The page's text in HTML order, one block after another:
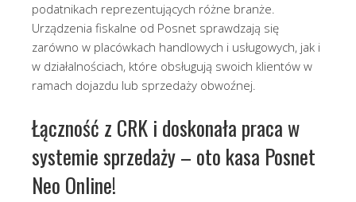
podatnikach reprezentujących różne branże.
Urządzenia fiskalne od Posnet sprawdzają się
zarówno w placówkach handlowych i usługowych, jak i
w działalnościach, które obsługują swoich klientów w
ramach dojazdu lub sprzedaży obwoźnej.
Łączność z CRK i doskonała praca w
systemie sprzedaży – oto kasa Posnet
Neo Online!